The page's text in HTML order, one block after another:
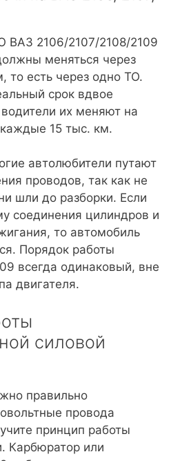
ВАЗ 2106/2107/2108/2109
меняться через
то есть через одно ТО.
срок вдвое
их меняют на
15 тыс. км.
автолюбители путают
проводов, так как не
шли до разборки. Если
соединения цилиндров и
то автомобиль
Порядок работы
всегда одинаковый, вне
двигателя.
силовой
правильно
провода
принцип работы
Карбюратор или